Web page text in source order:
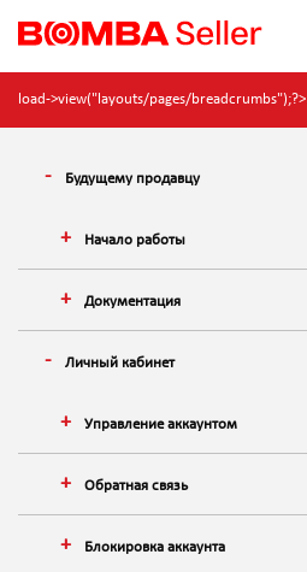
load->view("layouts/pages/breadcrumbs");?>
Будущему продавцу
Начало работы
Документация
Личный кабинет
Управление аккаунтом
Обратная связь
Блокировка аккаунта